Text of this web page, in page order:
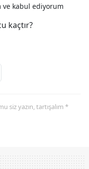
ve kabul ediyorum
kaçtır?
siz yazın, tartışalım *